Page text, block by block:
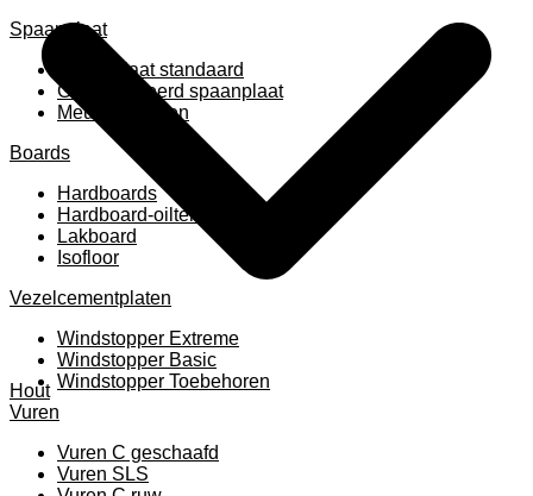
Spaanplaat
Spaanplaat standaard
Geplastificeerd spaanplaat
Meubelpanelen
Boards
Hardboards
Hardboard-oiltemperated
Lakboard
Isofloor
Vezelcementplaten
Windstopper Extreme
Windstopper Basic
Windstopper Toebehoren
Hout
Vuren
Vuren C geschaafd
Vuren SLS